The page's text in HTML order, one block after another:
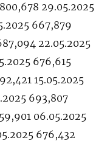
29.05.2025
667,879
22.05.2025
676,615
15.05.2025
693,807
06.05.2025
676,432